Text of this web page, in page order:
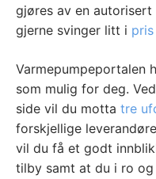
gjøres av en
gjerne svinger litt i pris
Varmepumpeportalen
som mulig for deg.
side vil du motta tre
forskjellige
vil du få et godt
tilby samt at du i ro